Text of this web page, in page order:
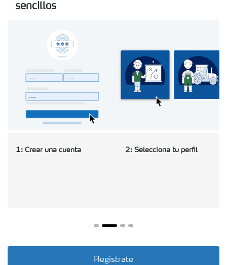
sencillos
1: Crear una cuenta 2: Selecciona tu perfil
Regístrate